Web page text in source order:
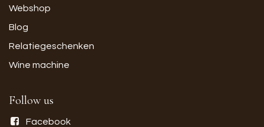
Webshop
Blog
Relatiegeschenken
Wine machine
Follow us
Facebook